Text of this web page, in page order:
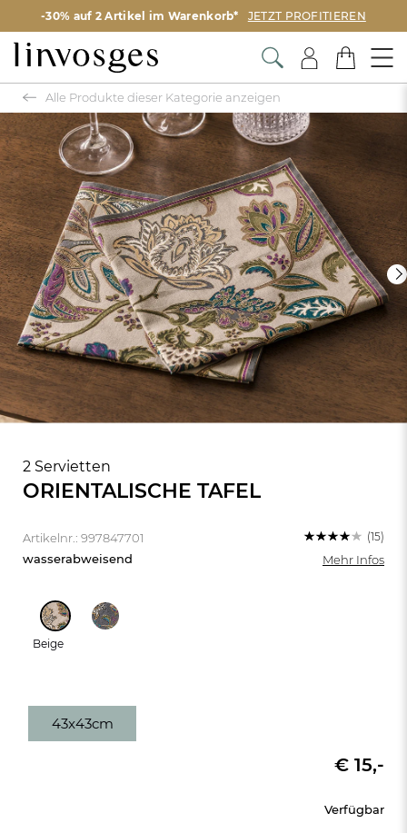
-30% auf 2 Artikel im Warenkorb* JETZT PROFITIEREN
FR
BE
Alle Produkte dieser Kategorie anzeigen
2 Servietten
ORIENTALISCHE TAFEL
Artikelnr.: 997847701
wasserabweisend
(15)
Mehr Infos
Beige
43x43cm
Verfügbar
€ 15,-